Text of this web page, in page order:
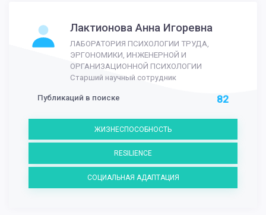
Лактионова Анна Игоревна
ЛАБОРАТОРИЯ ПСИХОЛОГИИ ТРУДА,
ЭРГОНОМИКИ, ИНЖЕНЕРНОЙ И
ОРГАНИЗАЦИОННОЙ ПСИХОЛОГИИ
Старший научный сотрудник
Публикаций в поиске 82
ЖИЗНЕСПОСОБНОСТЬ
RESILIENCE
СОЦИАЛЬНАЯ АДАПТАЦИЯ